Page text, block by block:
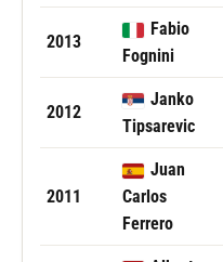
2013
Fabio
Fognini
2012
Janko
Tipsarevic
2011
Juan
Carlos
Ferrero